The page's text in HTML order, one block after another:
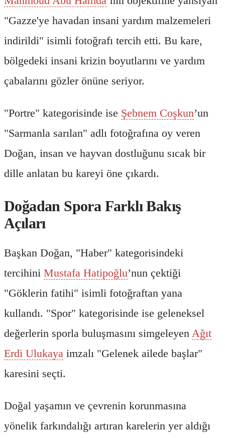
"Gazze'ye havadan insani yardım malzemeleri
indirildi" isimli fotoğrafı tercih etti. Bu kare,
bölgedeki insani krizin boyutlarını ve yardım
çabalarını gözler önüne seriyor.
"Portre" kategorisinde ise Şebnem Coşkun’un
"Sarmanla sarılan" adlı fotoğrafına oy veren
Doğan, insan ve hayvan dostluğunu sıcak bir
dille anlatan bu kareyi öne çıkardı.
Doğadan Spora Farklı Bakış
Açıları
Başkan Doğan, "Haber" kategorisindeki
tercihini Mustafa Hatipoğlu’nun çektiği
"Göklerin fatihi" isimli fotoğraftan yana
kullandı. "Spor" kategorisinde ise geleneksel
değerlerin sporla buluşmasını simgeleyen Ağıt
Erdi Ulukaya imzalı "Gelenek ailede başlar"
karesini seçti.
Doğal yaşamın ve çevrenin korunmasına
yönelik farkındalığı artıran karelerin yer aldığı